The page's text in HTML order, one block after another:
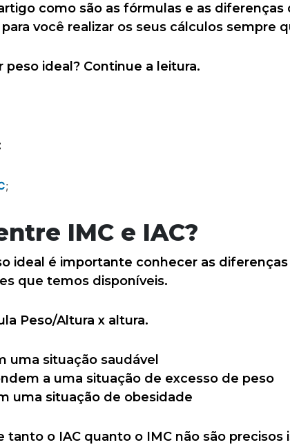
como são as fórmulas e as diferenças
você realizar os seus cálculos sempre
ideal? Continue a leitura.
;
IMC e IAC?
ideal é importante conhecer as
que temos disponíveis.
Peso/Altura x altura.
uma situação saudável
a uma situação de excesso de peso
uma situação de obesidade
o IAC quanto o IMC não são precisos